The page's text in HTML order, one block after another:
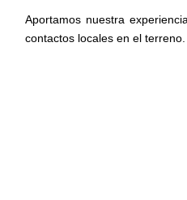
Aportamos nuestra
contactos locales en el